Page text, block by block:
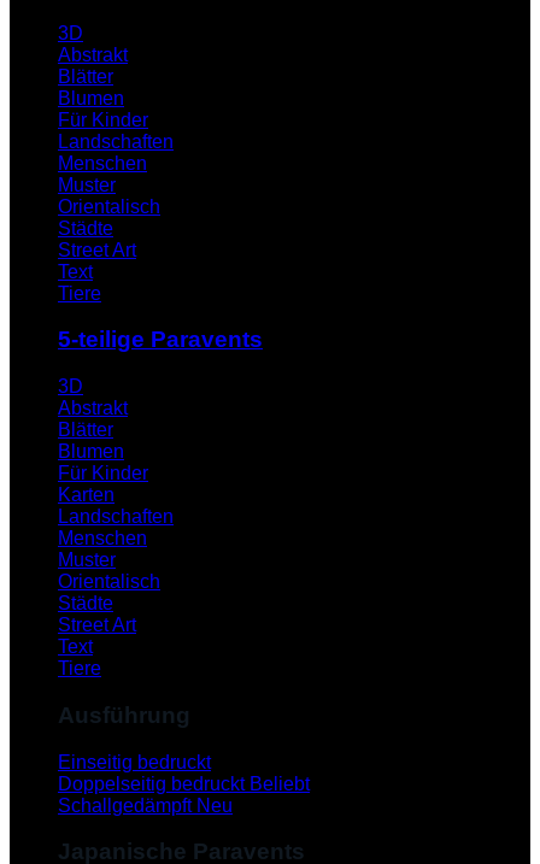
3D
Abstrakt
Blätter
Blumen
Für Kinder
Landschaften
Menschen
Muster
Orientalisch
Städte
Street Art
Text
Tiere
5-teilige Paravents
3D
Abstrakt
Blätter
Blumen
Für Kinder
Karten
Landschaften
Menschen
Muster
Orientalisch
Städte
Street Art
Text
Tiere
Ausführung
Einseitig bedruckt
Doppelseitig bedruckt
Schallgedämpft
Japanische Paravents